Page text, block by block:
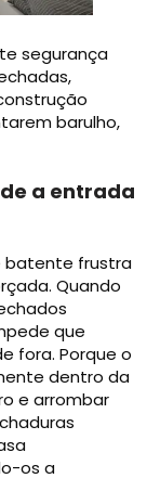
segurança
barulho,
a entrada
batente frustra
Quando
que
fora. Porque o
dentro da
e arrombar
os a